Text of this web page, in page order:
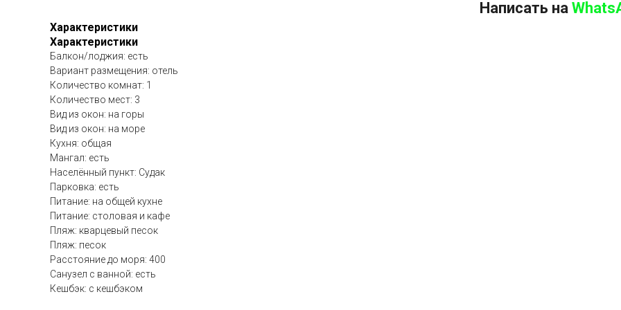
Написать на
Характеристики
Характеристики
Балкон/лоджия: есть
Вариант размещения: отель
Количество комнат: 1
Количество мест: 3
Вид из окон: на горы
Вид из окон: на море
Кухня: общая
Мангал: есть
Населённый пункт: Судак
Парковка: есть
Питание: на общей кухне
Питание: столовая и кафе
Пляж: кварцевый песок
Пляж: песок
Расстояние до моря: 400
Санузел с ванной: есть
Кешбэк: с кешбэком